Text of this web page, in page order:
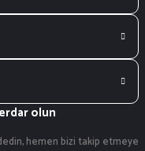
olun
hemen bizi takip etmeye